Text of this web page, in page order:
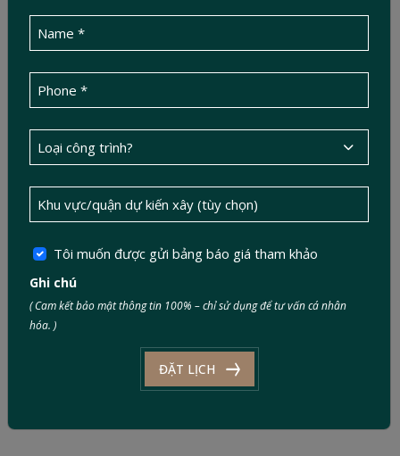
CONTACT NOW
LIÊN HỆ
Tôi muốn được gửi bảng báo giá tham khảo
Ghi chú
( Cam kết bảo mật thông tin 100% – chỉ sử dụng để tư vấn cá nhân
hóa. )
ĐẶT LỊCH